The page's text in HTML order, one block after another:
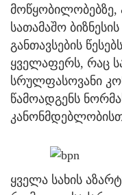
მოწყობილობებზე,
სათამაშო
განთავსების
ყველაფერს, რაც
სრულფასოვანი
წამოადგენს
ყველა სახის